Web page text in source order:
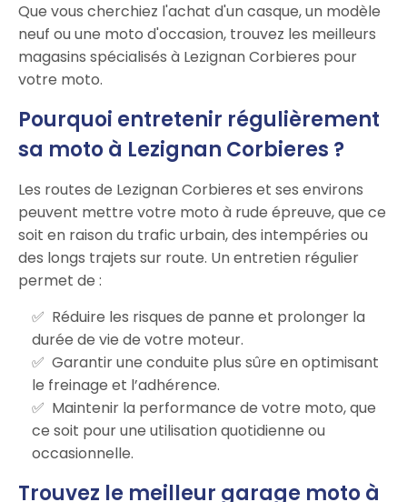
Que vous cherchiez l'achat d'un casque, un modèle
neuf ou une moto d'occasion, trouvez les meilleurs
magasins spécialisés à Lezignan Corbieres pour
votre moto.
Pourquoi entretenir régulièrement
sa moto à Lezignan Corbieres ?
Les routes de Lezignan Corbieres et ses environs
peuvent mettre votre moto à rude épreuve, que ce
soit en raison du trafic urbain, des intempéries ou
des longs trajets sur route. Un entretien régulier
permet de :
Réduire les risques de panne et prolonger la
durée de vie de votre moteur.
Garantir une conduite plus sûre en optimisant
le freinage et l’adhérence.
Maintenir la performance de votre moto, que
ce soit pour une utilisation quotidienne ou
occasionnelle.
Trouvez le meilleur garage moto à